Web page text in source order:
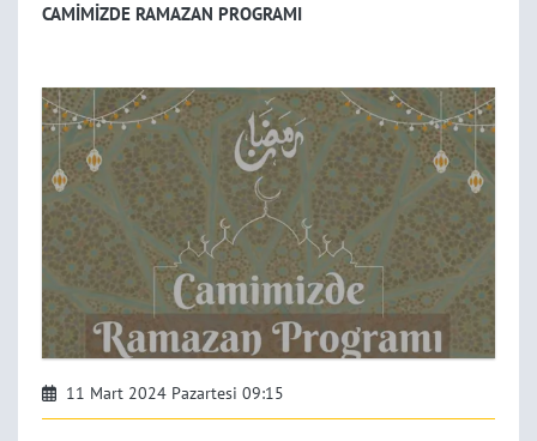
CAMİMİZDE RAMAZAN PROGRAMI
11 Mart 2024 Pazartesi 09:15